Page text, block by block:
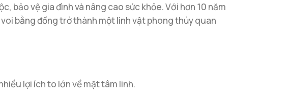
bảo vệ gia đình và nâng cao sức khỏe. Với hơn 10 năm
bằng đồng trở thành một linh vật phong thủy quan
lợi ích to lớn về mặt tâm linh.